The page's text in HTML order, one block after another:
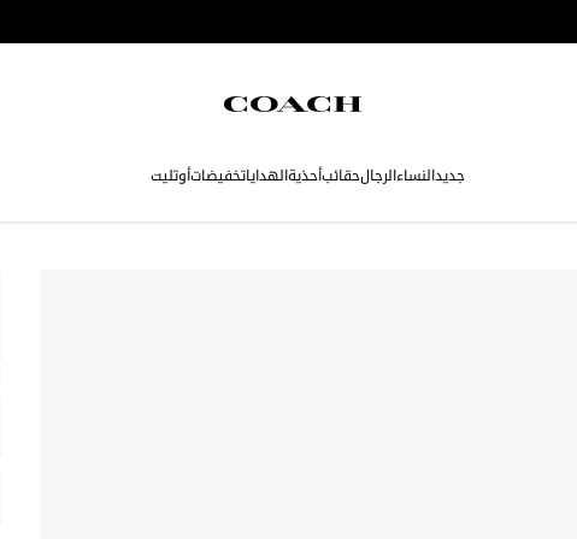
جديدالنساءالرجالحقائبأحذيةالهداياتخفيضاتأوتليت